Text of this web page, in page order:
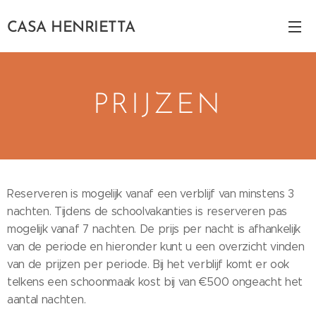
CASA HENRIETTA
PRIJZEN
Reserveren is mogelijk vanaf een verblijf van minstens 3
nachten. Tijdens de schoolvakanties is reserveren pas
mogelijk vanaf 7 nachten. De prijs per nacht is afhankelijk
van de periode en hieronder kunt u een overzicht vinden
van de prijzen per periode. Bij het verblijf komt er ook
telkens een schoonmaak kost bij van €500 ongeacht het
aantal nachten.